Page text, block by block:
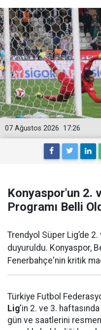
17:26
07 Ağustos 2026
Konyaspor'un 2.
Programı Belli
Trendyol Süper Lig’de
duyuruldu. Konyaspor,
Fenerbahçe'nin kritik
Türkiye Futbol
Lig'in 2. ve 3.
gün ve saatlerini